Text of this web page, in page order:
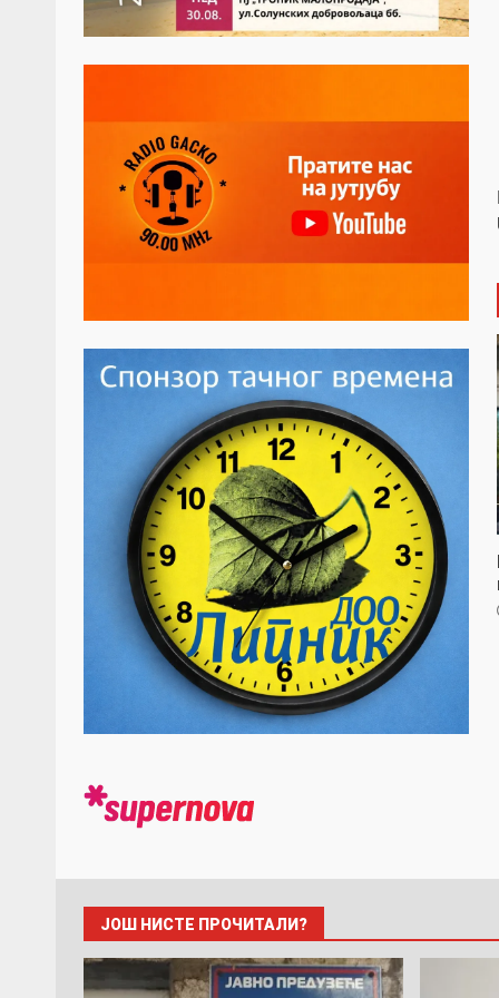
ЈОШ НИСТЕ ПРОЧИТАЛИ?